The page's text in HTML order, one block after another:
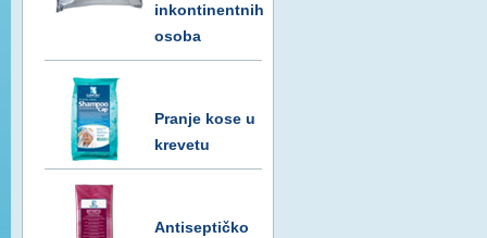
inkontinentnih
osoba
Pranje kose u
krevetu
Antiseptičko